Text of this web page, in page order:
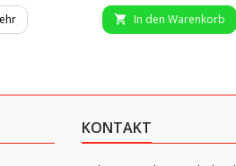
 In den Warenkorb
KONTAKT